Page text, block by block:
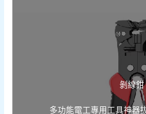
剝線鉗
多功能電工專用工具神器